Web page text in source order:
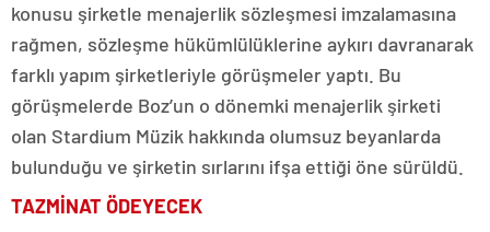
konusu şirketle menajerlik sözleşmesi imzalamasına
rağmen, sözleşme hükümlülüklerine aykırı davranarak
farklı yapım şirketleriyle görüşmeler yaptı. Bu
görüşmelerde Boz’un o dönemki menajerlik şirketi
olan Stardium Müzik hakkında olumsuz beyanlarda
bulunduğu ve şirketin sırlarını ifşa ettiği öne sürüldü.
TAZMİNAT ÖDEYECEK